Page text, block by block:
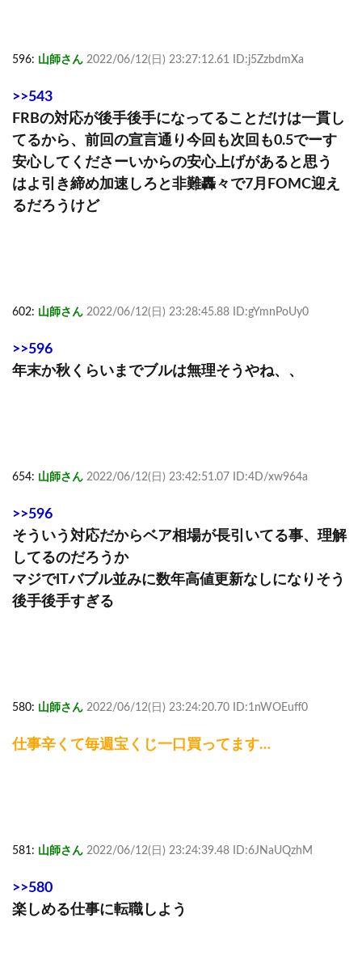
596: 山師さん 2022/06/12(日) 23:27:12.61 ID:j5ZzbdmXa
>>543
FRBの対応が後手後手になってることだけは一貫し
てるから、前回の宣言通り今回も次回も0.5でーす
安心してくださーいからの安心上げがあると思う
はよ引き締め加速しろと非難轟々で7月FOMC迎え
るだろうけど
602: 山師さん 2022/06/12(日) 23:28:45.88 ID:gYmnPoUy0
>>596
年末か秋くらいまでブルは無理そうやね、、
654: 山師さん 2022/06/12(日) 23:42:51.07 ID:4D/xw964a
>>596
そういう対応だからベア相場が長引いてる事、理解
してるのだろうか
マジでITバブル並みに数年高値更新なしになりそう
後手後手すぎる
580: 山師さん 2022/06/12(日) 23:24:20.70 ID:1nWOEuff0
仕事辛くて毎週宝くじ一口買ってます…
581: 山師さん 2022/06/12(日) 23:24:39.48 ID:6JNaUQzhM
>>580
楽しめる仕事に転職しよう